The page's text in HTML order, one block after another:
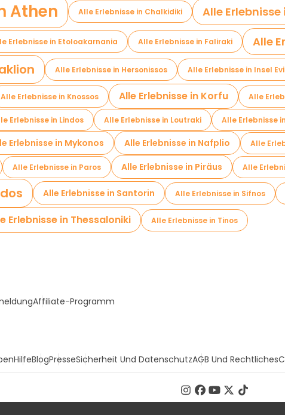
Athen Alle Erlebnisse in Chalkidiki Alle
Erlebnisse in Etoloakarnania Alle Erlebnisse in Faliraki Alle
Alle Erlebnisse in Hersonissos Alle Erlebnisse in Insel
Alle Erlebnisse in Knossos Alle Erlebnisse in Korfu Alle
Erlebnisse in Lindos Alle Erlebnisse in Loutraki Alle Erlebnisse
Erlebnisse in Mykonos Alle Erlebnisse in Nafplio Alle
Alle Erlebnisse in Paros Alle Erlebnisse in Piräus Alle
Alle Erlebnisse in Santorin Alle Erlebnisse in Sifnos
Erlebnisse in Thessaloniki Alle Erlebnisse in Tinos
Affiliate-Programm
HilfeBlogPresseSicherheit Und DatenschutzAGB Und Rechtliches